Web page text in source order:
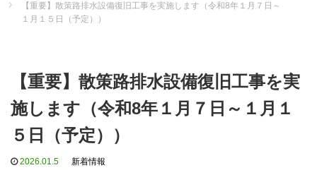
【重要】散策路排水設備復旧工事を実施します（令和8年１月７日～
１月１５日（予定））
【重要】散策路排水設備復旧工事を実
施します（令和8年１月７日～１月１
５日（予定））
2026.01.5 新着情報